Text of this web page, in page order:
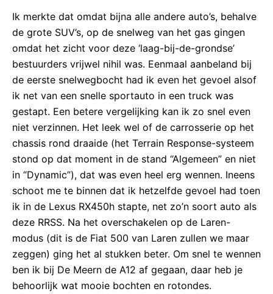
Ik merkte dat omdat bijna alle andere auto’s, behalve
de grote SUV’s, op de snelweg van het gas gingen
omdat het zicht voor deze ‘laag-bij-de-grondse’
bestuurders vrijwel nihil was. Eenmaal aanbeland bij
de eerste snelwegbocht had ik even het gevoel alsof
ik net van een snelle sportauto in een truck was
gestapt. Een betere vergelijking kan ik zo snel even
niet verzinnen. Het leek wel of de carrosserie op het
chassis rond draaide (het Terrain Response-systeem
stond op dat moment in de stand “Algemeen” en niet
in “Dynamic”), dat was even heel erg wennen. Ineens
schoot me te binnen dat ik hetzelfde gevoel had toen
ik in de Lexus RX450h stapte, net zo’n soort auto als
deze RRSS. Na het overschakelen op de Laren-
modus (dit is de Fiat 500 van Laren zullen we maar
zeggen) ging het al stukken beter. Om snel te wennen
ben ik bij De Meern de A12 af gegaan, daar heb je
behoorlijk wat mooie bochten en rotondes.